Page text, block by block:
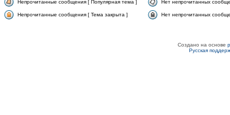
Непрочитанные сообщения [ Популярная тема ] Нет непрочитанных
Непрочитанные сообщения [ Тема закрыта ] Нет непрочитанных
Создано на основе
Русская